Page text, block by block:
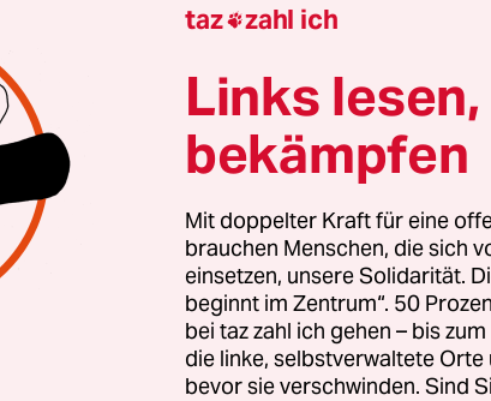
bekannt ist, am Sonntagabend auf Twitter
großem Herzen“. Der parteilose Arzt soll bei
im Februar gegen Amtsinhaber
antreten. Dieser kann mit einer
breiten
rechnen, da ihn sowohl die Ampel-Koalition
FDP als auch
taz zahl ich
Links
bekämpfen
Mit doppelter Kraft für eine
brauchen Menschen, die sich
einsetzen, unsere Solidarität.
beginnt im Zentrum“. 50
bei taz zahl ich gehen – bis
die linke, selbstverwaltete
bevor sie verschwinden. Sind